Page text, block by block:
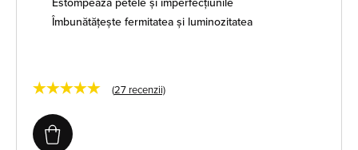
Estompează petele și imperfecțiunile
Îmbunătățește fermitatea și luminozitatea
★★★★★ (27 recenzii)